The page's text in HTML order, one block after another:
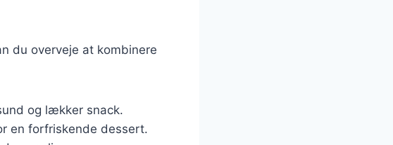
du overveje at kombinere
og lækker snack.
en forfriskende dessert.